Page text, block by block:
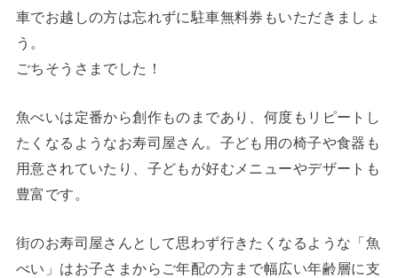
車でお越しの方は忘れずに駐車無料券もいただきましょ
う。
ごちそうさまでした！
魚べいは定番から創作ものまであり、何度もリピートし
たくなるようなお寿司屋さん。子ども用の椅子や食器も
用意されていたり、子どもが好むメニューやデザートも
豊富です。
街のお寿司屋さんとして思わず行きたくなるような「魚
べい」はお子さまからご年配の方まで幅広い年齢層に支